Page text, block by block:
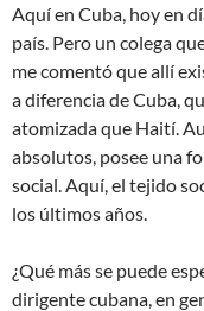
Aquí en Cuba, hoy en
país. Pero un colega
me comentó que allí
a diferencia de Cuba,
atomizada que Haití.
absolutos, posee una
social. Aquí, el tejido
los últimos años.
¿Qué más se puede
dirigente cubana, en